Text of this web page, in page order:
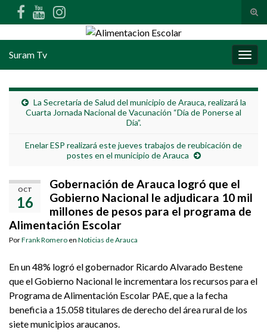
Search for:
Suram Tv
La Secretaría de Salud del municipio de Arauca, realizará la
Cuarta Jornada Nacional de Vacunación “Día de Ponerse al
Día”.
Enelar ESP realizará este jueves trabajos de reubicación de
postes en el municipio de Arauca
OCT
16
Gobernación de Arauca logró que el
Gobierno Nacional le adjudicara 10 mil
millones de pesos para el programa de
Alimentación Escolar
PorFrank Romero en Noticias de Arauca
En un 48% logró el gobernador Ricardo Alvarado Bestene
que el Gobierno Nacional le incrementara los recursos para el
Programa de Alimentación Escolar PAE, que a la fecha
beneficia a 15.058 titulares de derecho del área rural de los
siete municipios araucanos.